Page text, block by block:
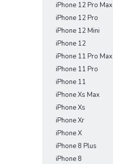
iPhone 12 Pro Max
iPhone 12 Pro
iPhone 12 Mini
iPhone 12
iPhone 11 Pro Max
iPhone 11 Pro
iPhone 11
iPhone Xs Max
iPhone Xs
iPhone Xr
iPhone X
iPhone 8 Plus
iPhone 8